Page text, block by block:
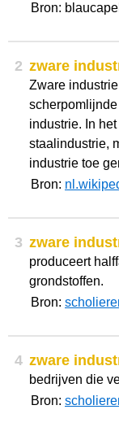
Bron:
2 zware
Zware
industrie. In
staalindustrie,
industrie toe
Bron:
3 zware
produceert
grondstoffen.
Bron:
4 zware
bedrijven die
Bron: